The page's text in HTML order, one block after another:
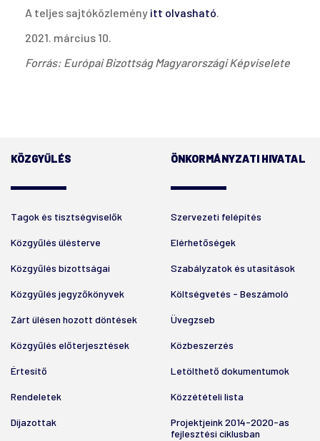
A teljes sajtóközlemény itt olvasható.
2021. március 10.
Forrás: Európai Bizottság Magyarországi Képviselete
KÖZGYŰLÉS
Tagok és tisztségviselők
Közgyűlés ülésterve
Közgyűlés bizottságai
Közgyűlés jegyzőkönyvek
Zárt ülésen hozott döntések
Közgyűlés előterjesztések
Értesítő
Rendeletek
Díjazottak
ÖNKORMÁNYZATI HIVATAL
Szervezeti felépítés
Elérhetőségek
Szabályzatok és utasítások
Költségvetés - Beszámoló
Üvegzseb
Közbeszerzés
Letölthető dokumentumok
Közzétételi lista
Projektjeink 2014-2020-as
fejlesztési ciklusban